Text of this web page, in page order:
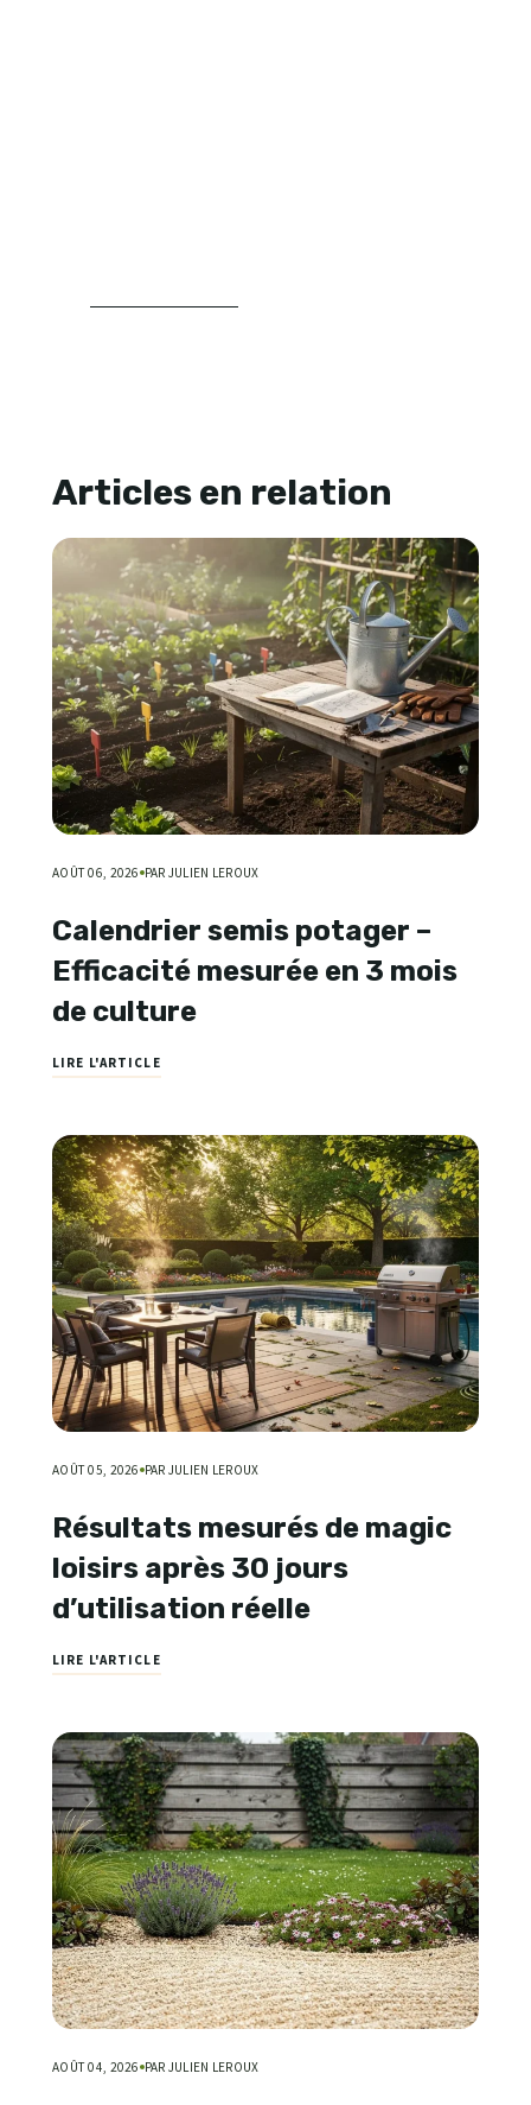
Articles en relation
AOÛT 06, 2026 PAR JULIEN LEROUX
Calendrier semis potager –
Efficacité mesurée en 3 mois
de culture
LIRE L'ARTICLE
AOÛT 05, 2026 PAR JULIEN LEROUX
Résultats mesurés de magic
loisirs après 30 jours
d’utilisation réelle
LIRE L'ARTICLE
AOÛT 04, 2026 PAR JULIEN LEROUX